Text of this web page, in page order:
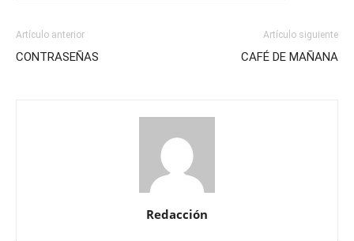
Artículo anterior
CONTRASEÑAS
Artículo siguiente
CAFÉ DE MAÑANA
Redacción